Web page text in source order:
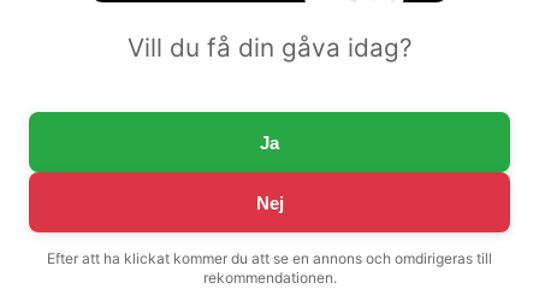
Vill du få din gåva idag?
Ja
Nej
Efter att ha klickat kommer du att se en annons och omdirigeras till
rekommendationen.